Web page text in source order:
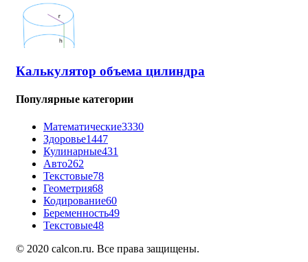
Калькулятор объема цилиндра
Популярные категории
Математические3330
Здоровье1447
Кулинарные431
Авто262
Текстовые78
Геометрия68
Кодирование60
Беременность49
Текстовые48
© 2020 calcon.ru. Все права защищены.